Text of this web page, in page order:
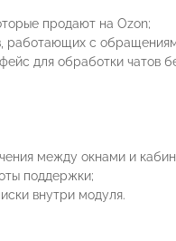
продают на Ozon;
с
для обработки чатов
между окнами и
поддержки;
внутри модуля.